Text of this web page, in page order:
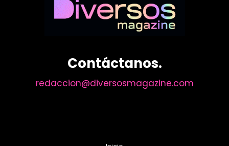
Contáctanos.
redaccion@diversosmagazine.com